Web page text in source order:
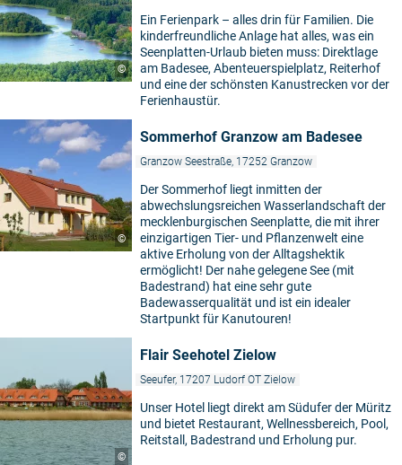
©
Ein Ferienpark – alles drin für Familien. Die
kinderfreundliche Anlage hat alles, was ein
Seenplatten-Urlaub bieten muss: Direktlage
am Badesee, Abenteuerspielplatz, Reiterhof
und eine der schönsten Kanustrecken vor der
Ferienhaustür.
©
Sommerhof Granzow am Badesee
Granzow Seestraße, 17252 Granzow
Der Sommerhof liegt inmitten der
abwechslungsreichen Wasserlandschaft der
mecklenburgischen Seenplatte, die mit ihrer
einzigartigen Tier- und Pflanzenwelt eine
aktive Erholung von der Alltagshektik
ermöglicht! Der nahe gelegene See (mit
Badestrand) hat eine sehr gute
Badewasserqualität und ist ein idealer
Startpunkt für Kanutouren!
©
Flair Seehotel Zielow
Seeufer, 17207 Ludorf OT Zielow
Unser Hotel liegt direkt am Südufer der Müritz
und bietet Restaurant, Wellnessbereich, Pool,
Reitstall, Badestrand und Erholung pur.